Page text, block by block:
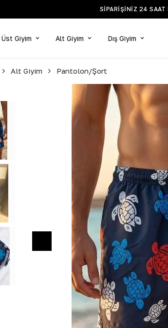
SIPARIŞINIZ 24 SAAT
Üst Giyim Alt Giyim Dış Giyim
Alt Giyim Pantolon/Şort